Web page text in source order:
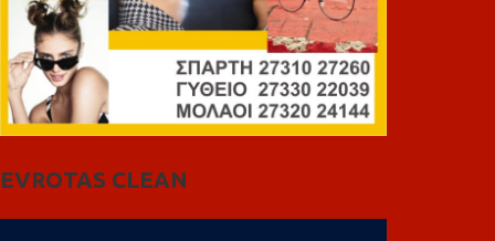
EVROTAS CLEAN